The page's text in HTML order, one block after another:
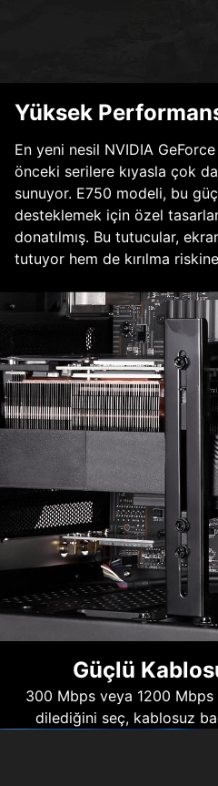
Yüksek
En yeni nesil NVIDIA
önceki serilere kıyasla çok
sunuyor. E750 modeli, bu
desteklemek için özel
donatılmış. Bu tutucular,
tutuyor hem de kırılma
Güçlü
300 Mbps veya 1200 Mbps
dilediğini seç, kablosuz